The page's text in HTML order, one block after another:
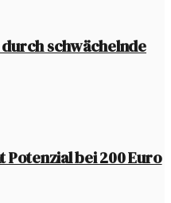
schwächelnde
Potenzial bei 200 Euro